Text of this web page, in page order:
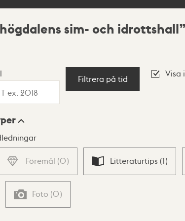
högdalens sim- och idrottshall
Filtrera på tid
Visa
Föremål (0) Litteraturtips (1)
Foto (0)